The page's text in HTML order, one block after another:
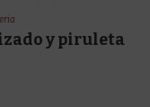
y piruleta